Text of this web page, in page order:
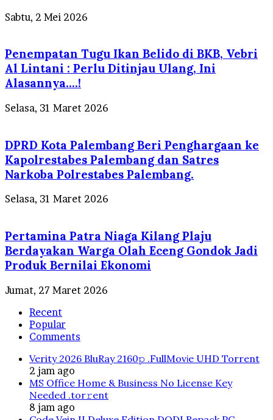
Sabtu, 2 Mei 2026
Penempatan Tugu Ikan Belido di BKB, Vebri
Al Lintani : Perlu Ditinjau Ulang, Ini
Alasannya….!
Selasa, 31 Maret 2026
DPRD Kota Palembang Beri Penghargaan ke
Kapolrestabes Palembang dan Satres
Narkoba Polrestabes Palembang.
Selasa, 31 Maret 2026
Pertamina Patra Niaga Kilang Plaju
Berdayakan Warga Olah Eceng Gondok Jadi
Produk Bernilai Ekonomi
Jumat, 27 Maret 2026
Recent
Popular
Comments
Verity 2026 BluRay 2160𝚙 .FullMov𝗂e UHD Torrent
2 jam ago
MS Office Home & Business No License Key
Needed .tоr𝚛еnt
8 jam ago